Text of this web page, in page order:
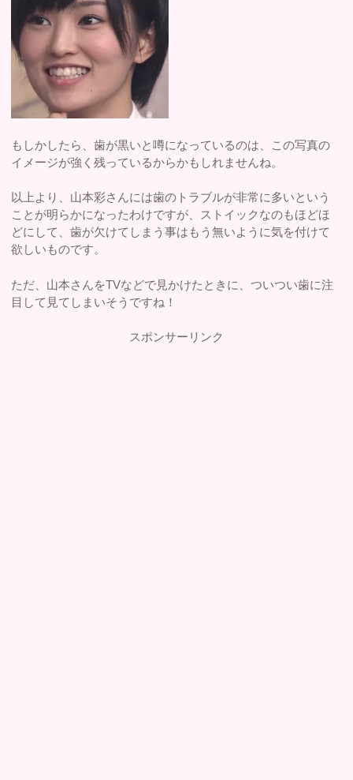
もしかしたら、歯が黒いと噂になっているのは、この写真の
イメージが強く残っているからかもしれませんね。
以上より、山本彩さんには歯のトラブルが非常に多いという
ことが明らかになったわけですが、ストイックなのもほどほ
どにして、歯が欠けてしまう事はもう無いように気を付けて
欲しいものです。
ただ、山本さんをTVなどで見かけたときに、ついつい歯に注
目して見てしまいそうですね！
スポンサーリンク